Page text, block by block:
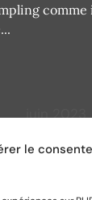
le
juin 2023
2